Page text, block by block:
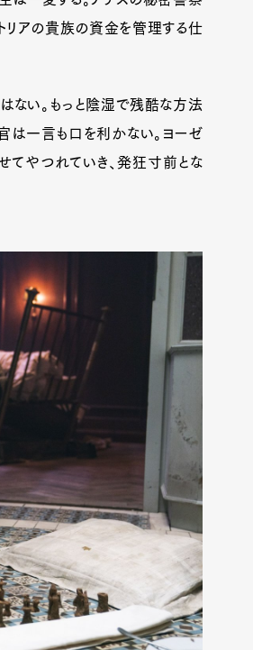
リアの貴族の資金を管理する仕
ない。もっと陰湿で残酷な方法
は一言も口を利かない。ヨーゼ
てやつれていき、発狂寸前とな